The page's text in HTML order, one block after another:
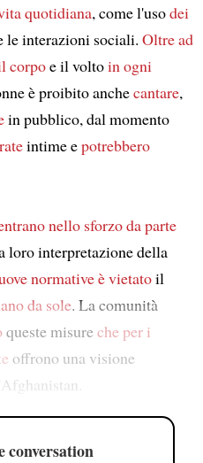
quotidiana, come l'usodei
le interazioni sociali. Oltre ad
corpoe il voltoin ogni
è proibito anchecantare,
in pubblico, dal momento
intime epotrebbero
nello sforzoda parte
loro interpretazione della
normativeè vietatoil
da sole. La comunità
queste misureche per i
offrono una visione
conversation